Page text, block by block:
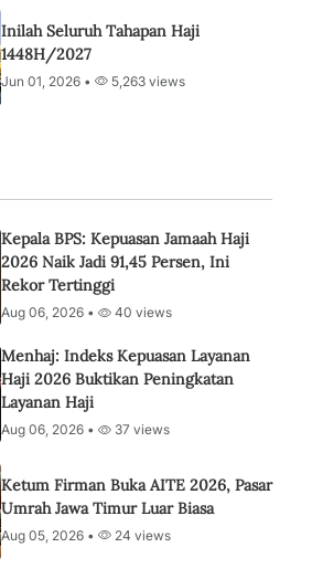
Inilah Seluruh Tahapan Haji
1448H/2027
Jun 01, 2026 • 5,263 views
Kepala BPS: Kepuasan Jamaah Haji
2026 Naik Jadi 91,45 Persen, Ini
Rekor Tertinggi
Aug 06, 2026 • 40 views
Menhaj: Indeks Kepuasan Layanan
Haji 2026 Buktikan Peningkatan
Layanan Haji
Aug 06, 2026 • 37 views
Ketum Firman Buka AITE 2026, Pasar
Umrah Jawa Timur Luar Biasa
Aug 05, 2026 • 24 views